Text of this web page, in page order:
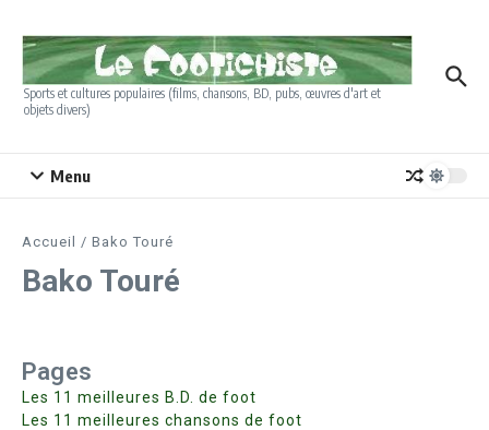
Sports et cultures populaires (films, chansons, BD, pubs, œuvres d'art et
objets divers)
Menu
Accueil / Bako Touré
Bako Touré
Pages
Les 11 meilleures B.D. de foot
Les 11 meilleures chansons de foot